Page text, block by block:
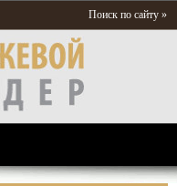
Поиск по сайту »